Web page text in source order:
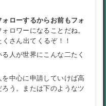
ォローするからお前もフォ
ロワーになることだね。
さん出てくるぞ！！
人が世界にこんな二たく
中心に申請していけば高
う。または下のようなツ